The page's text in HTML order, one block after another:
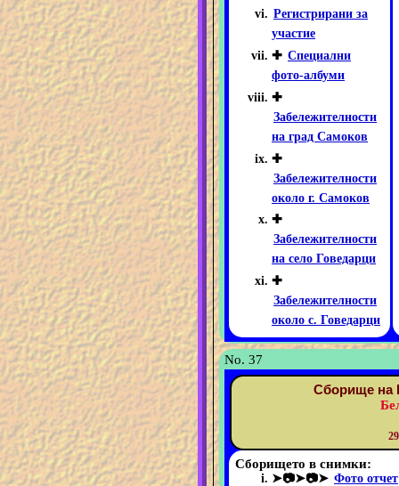
Регистрирани за
участие
✚ Специални
фото-албуми
✚
Забележителности
на град Самоков
✚
Забележителности
около г. Самоков
✚
Забележителности
на село Говедарци
✚
Забележителности
около с. Говедарци
No. 37
Сборище на
Сборището в снимки:
➤📷➤📷➤ Фото отчет